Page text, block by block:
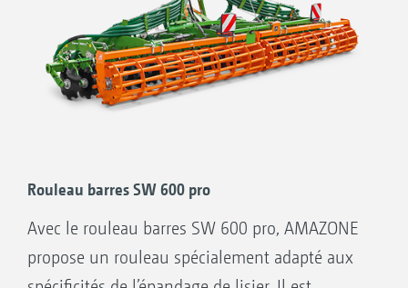
Lutte mécanique contre les adventices
Nivellement supplémentaire de la paille
Rouleau barres SW 600 pro
Avec le rouleau barres SW 600 pro, AMAZONE
propose un rouleau spécialement adapté aux